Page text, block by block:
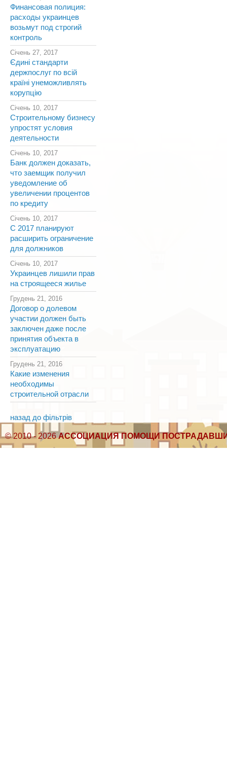
Финансовая полиция:
расходы украинцев
возьмут под строгий
контроль
Січень 27, 2017
Єдині стандарти
держпослуг по всій
країні унеможливлять
корупцію
Січень 10, 2017
Строительному бизнесу
упростят условия
деятельности
Січень 10, 2017
Банк должен доказать,
что заемщик получил
уведомление об
увеличении процентов
по кредиту
Січень 10, 2017
С 2017 планируют
расширить ограничение
для должников
Січень 10, 2017
Украинцев лишили прав
на строящееся жилье
Грудень 21, 2016
Договор о долевом
участии должен быть
заключен даже после
принятия объекта в
эксплуатацию
Грудень 21, 2016
Какие изменения
необходимы
строительной отрасли
назад до фільтрів
© 2010 - 2026АССОЦИАЦИЯ ПОМОЩИ